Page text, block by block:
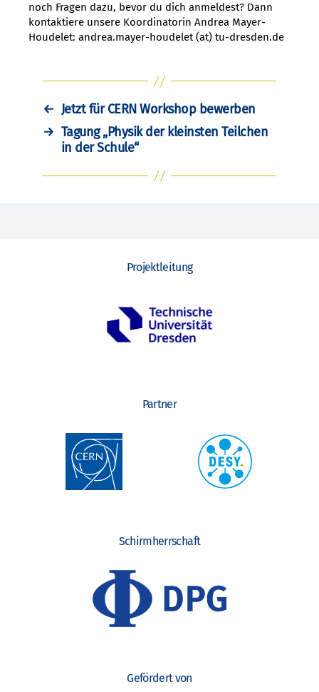
noch Fragen dazu, bevor du dich anmeldest? Dann
kontaktiere unsere Koordinatorin Andrea Mayer-
Houdelet: andrea.mayer-houdelet (at) tu-dresden.de
← Jetzt für CERN Workshop bewerben
→ Tagung „Physik der kleinsten Teilchen
in der Schule“
Projektleitung
Partner
Schirmherrschaft
Gefördert von